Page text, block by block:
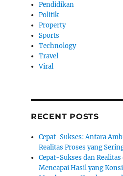
Pendidikan
Politik
Property
Sports
Technology
Travel
Viral
RECENT POSTS
Cepat-Sukses: Antara
Realitas Proses yang
Cepat-Sukses dan
Mencapai Hasil yang